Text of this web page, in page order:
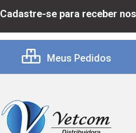
Cadastre-se para receber
Meus Pedidos